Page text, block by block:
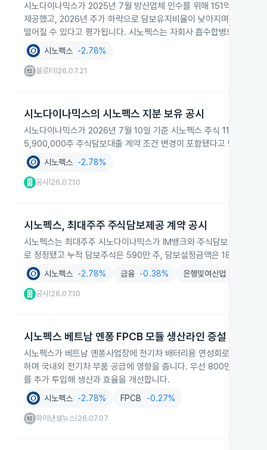
시노다이나믹스가 2025년 7월 방산업체 인수를 위해 151억원을 추
제공했고, 2026년 주가 하락으로 담보유지비율이 낮아지며 담보권
떨어질 수 있다고 평가됩니다. 시노펙스는 자회사 흡수합병으로 수처
시노펙스 -2.78%
블로터 26.07.21
시노다이나믹스의 시노펙스 지분 보유 공시
시노다이나믹스가 2026년 7월 10일 기준 시노펙스 주식
5,900,000주 주식담보대출 계약 조건 변경이 포함됐다고 밝혔습니
시노펙스 -2.78%
공시 26.07.10
시노펙스, 최대주주 주식담보제공 계약 공시
시노펙스는 최대주주 시노다이나믹스가 IM뱅크와 주식담보대출 만
로 정정됐고 누적 담보주식은 590만 주, 담보설정금액은 181억 원입
시노펙스 -2.78% 금융 -0.38% 은행및여신업
공시 26.07.10
시노펙스 베트남 옌퐁 FPCB 모듈 생산라인 증설
시노펙스가 베트남 옌퐁사업장에 전기차 배터리용 연성회로기판
하며 국내외 전기차 부품 공급에 영향을 줍니다. 우선 800만 달러로
를 추가 투입해 생산과 효율을 개선합니다.
시노펙스 -2.78% FPCB -0.27%
파이낸셜뉴스 26.07.07